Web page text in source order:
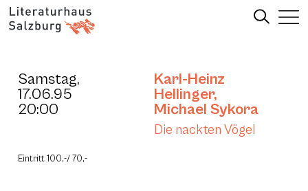
Samstag,
17.06.95
20:00
Karl-Heinz
Hellinger,
Michael Sykora
Die nackten Vögel
Eintritt 100,-/ 70,-